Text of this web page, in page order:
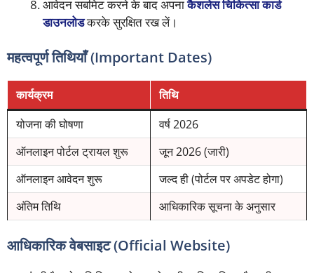
आवेदन सबमिट करने के बाद अपनाकैशलेस चिकित्सा कार्ड
डाउनलोडकरके सुरक्षित रख लें।
महत्वपूर्ण तिथियाँ (Important Dates)
कार्यक्रम
तिथि
योजना की घोषणा
वर्ष 2026
ऑनलाइन पोर्टल ट्रायल शुरू
जून 2026 (जारी)
ऑनलाइन आवेदन शुरू
जल्द ही (पोर्टल पर अपडेट होगा)
अंतिम तिथि
आधिकारिक सूचना के अनुसार
आधिकारिक वेबसाइट (Official Website)